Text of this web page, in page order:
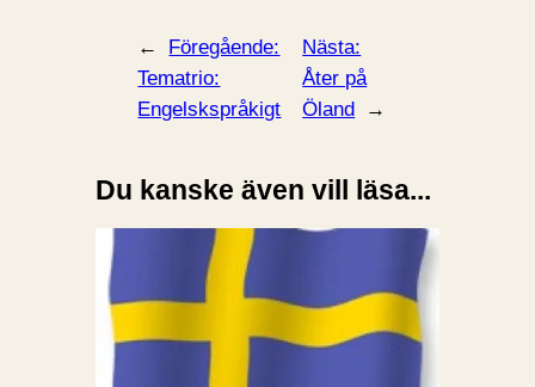
←
Föregående:
Tematrio:
Engelskspråkigt
Nästa:
Åter på
Öland
→
Du kanske även vill läsa...